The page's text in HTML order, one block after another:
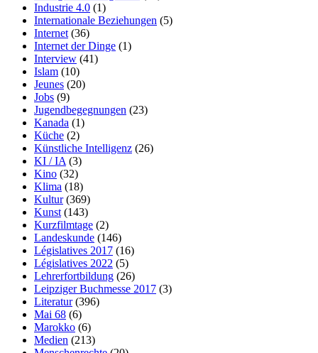
Industrie 4.0 (1)
Internationale Beziehungen (5)
Internet (36)
Internet der Dinge (1)
Interview (41)
Islam (10)
Jeunes (20)
Jobs (9)
Jugendbegegnungen (23)
Kanada (1)
Küche (2)
Künstliche Intelligenz (26)
KI / IA (3)
Kino (32)
Klima (18)
Kultur(369)
Kunst (143)
Kurzfilmtage (2)
Landeskunde (146)
Législatives 2017 (16)
Législatives 2022 (5)
Lehrerfortbildung (26)
Leipziger Buchmesse 2017 (3)
Literatur(396)
Mai 68 (6)
Marokko (6)
Medien (213)